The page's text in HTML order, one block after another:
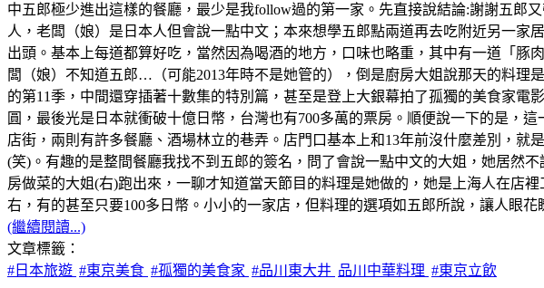
中五郎極少進出這樣的餐廳，最少是我follow過的第一家。先直接說結論:謝謝五郎
人，老闆（娘）是日本人但會說一點中文；本來想學五郎點兩道再去吃附近另一
出頭。基本上每道都算好吃，當然因為喝酒的地方，口味也略重，其中有一道「
闆（娘）不知道五郎…（可能2013年時不是她管的），倒是廚房大姐說那天的料理
的第11季，中間還穿插著十數集的特別篇，甚至是登上大銀幕拍了孤獨的美食家電
圓，最後光是日本就衝破十億日幣，台灣也有700多萬的票房。順便說一下的是，
店街，兩則有許多餐廳、酒場林立的巷弄。店門口基本上和13年前沒什麼差別，
(笑)。有趣的是整間餐廳我找不到五郎的簽名，問了會說一點中文的大姐，她居然
房做菜的大姐(右)跑出來，一聊才知道當天節目的料理是她做的，她是上海人在店
右，有的甚至只要100多日幣。小小的一家店，但料理的選項如五郎所說，讓人眼花
(繼續閱讀...)
文章標籤：
#日本旅遊 #東京美食 #孤獨的美食家 #品川東大井 品川中華料理 #東京立飲